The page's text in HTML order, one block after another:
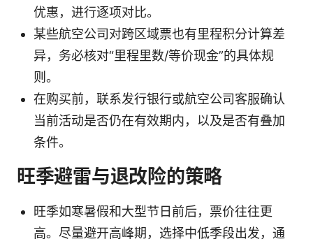
优惠，进行逐项对比。
某些航空公司对跨区域票也有里程积分计算差
异，务必核对“里程里数/等价现金”的具体规
则。
在购买前，联系发行银行或航空公司客服确认
当前活动是否仍在有效期内，以及是否有叠加
条件。
旺季避雷与退改险的策略
旺季如寒暑假和大型节日前后，票价往往更
高。尽量避开高峰期，选择中低季段出发，通